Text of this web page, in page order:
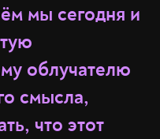
мы сегодня и
облучателю
смысла,
что этот